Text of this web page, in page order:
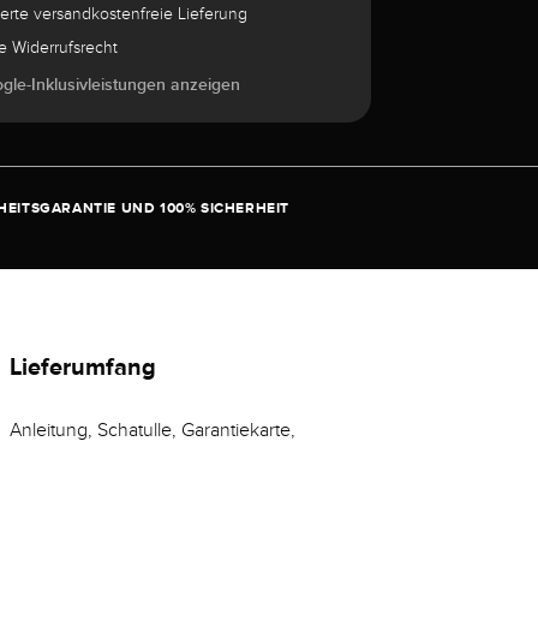
versandkostenfreie Lieferung
Widerrufsrecht
Inklusivleistungen anzeigen
UND 100% SICHERHEIT
Lieferumfang
Anleitung, Schatulle, Garantiekarte,